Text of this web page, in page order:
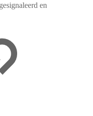
en